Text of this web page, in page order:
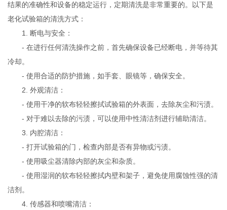
结果的准确性和设备的稳定运行，定期清洗是非常重要的。以下是
老化试验箱的清洗方式：
1. 断电与安全：
- 在进行任何清洗操作之前，首先确保设备已经断电，并等待其
冷却。
- 使用合适的防护措施，如手套、眼镜等，确保安全。
2. 外观清洁：
- 使用干净的软布轻轻擦拭试验箱的外表面，去除灰尘和污渍。
- 对于难以去除的污渍，可以使用中性清洁剂进行辅助清洁。
3. 内腔清洁：
- 打开试验箱的门，检查内部是否有异物或污渍。
- 使用吸尘器清除内部的灰尘和杂质。
- 使用湿润的软布轻轻擦拭内壁和架子，避免使用腐蚀性强的清
洁剂。
4. 传感器和喷嘴清洁：